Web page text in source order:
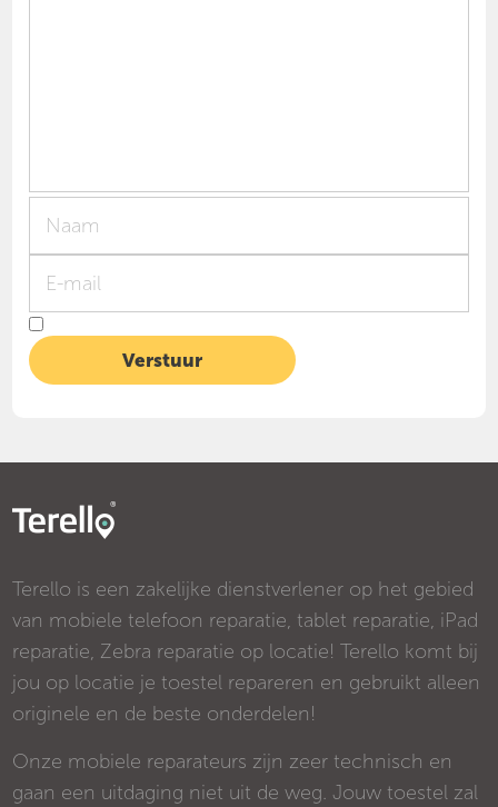
Terello is een zakelijke dienstverlener op het gebied
van mobiele telefoon reparatie, tablet reparatie, iPad
reparatie, Zebra reparatie op locatie! Terello komt bij
jou op locatie je toestel repareren en gebruikt alleen
originele en de beste onderdelen!
Onze mobiele reparateurs zijn zeer technisch en
gaan een uitdaging niet uit de weg. Jouw toestel zal